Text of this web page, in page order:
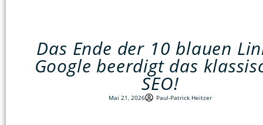
Das Ende der 10 blauen
Google beerdigt das
SEO!
Mai 21, 2026 Paul-Patrick Heitzer